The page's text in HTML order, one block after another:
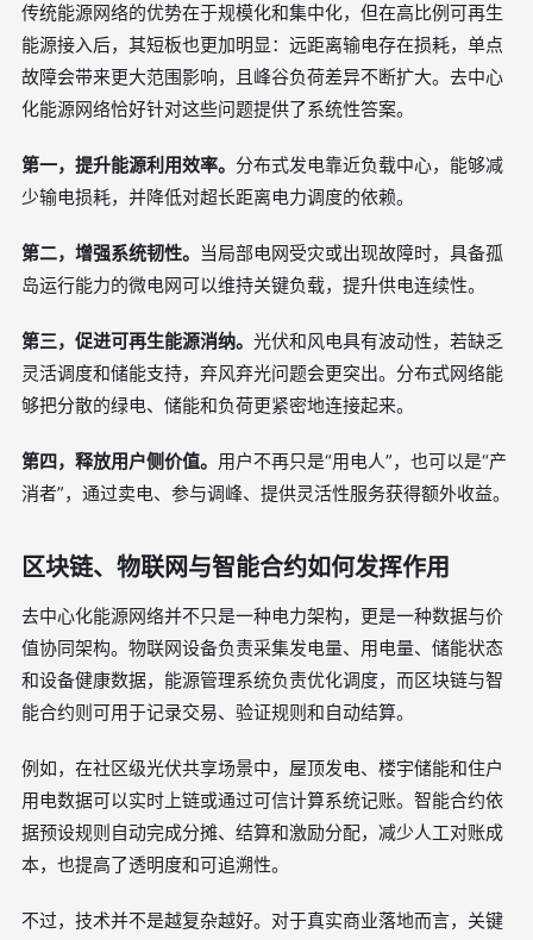
传统能源网络的优势在于规模化和集中化，但在高比例可再生
能源接入后，其短板也更加明显：远距离输电存在损耗，单点
故障会带来更大范围影响，且峰谷负荷差异不断扩大。去中心
化能源网络恰好针对这些问题提供了系统性答案。
第一，提升能源利用效率。 分布式发电靠近负载中心，能够减
少输电损耗，并降低对超长距离电力调度的依赖。
第二，增强系统韧性。 当局部电网受灾或出现故障时，具备孤
岛运行能力的微电网可以维持关键负载，提升供电连续性。
第三，促进可再生能源消纳。 光伏和风电具有波动性，若缺乏
灵活调度和储能支持，弃风弃光问题会更突出。分布式网络能
够把分散的绿电、储能和负荷更紧密地连接起来。
第四，释放用户侧价值。 用户不再只是“用电人”，也可以是“产
消者”，通过卖电、参与调峰、提供灵活性服务获得额外收益。
区块链、物联网与智能合约如何发挥作用
去中心化能源网络并不只是一种电力架构，更是一种数据与价
值协同架构。物联网设备负责采集发电量、用电量、储能状态
和设备健康数据，能源管理系统负责优化调度，而区块链与智
能合约则可用于记录交易、验证规则和自动结算。
例如，在社区级光伏共享场景中，屋顶发电、楼宇储能和住户
用电数据可以实时上链或通过可信计算系统记账。智能合约依
据预设规则自动完成分摊、结算和激励分配，减少人工对账成
本，也提高了透明度和可追溯性。
不过，技术并不是越复杂越好。对于真实商业落地而言，关键